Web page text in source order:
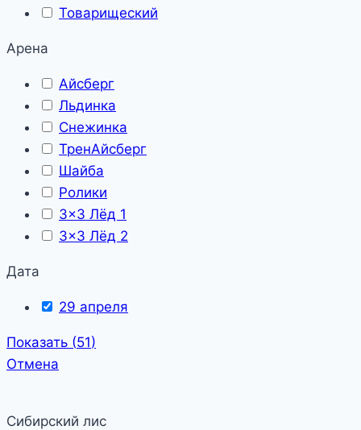
Товарищеский
Арена
Айсберг
Льдинка
Снежинка
ТренАйсберг
Шайба
Ролики
3x3 Лёд 1
3x3 Лёд 2
Дата
29 апреля
Показать (51)
Отмена
Сибирский лис